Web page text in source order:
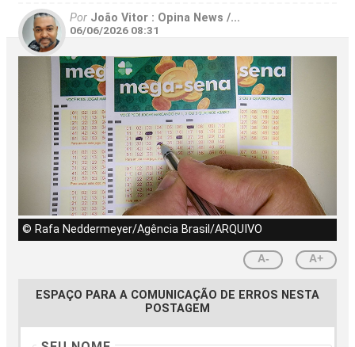
Por João Vitor : Opina News /...
06/06/2026 08:31
© Rafa Neddermeyer/Agência Brasil/ARQUIVO
A- A+
ESPAÇO PARA A COMUNICAÇÃO DE ERROS NESTA
POSTAGEM